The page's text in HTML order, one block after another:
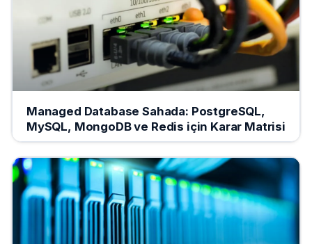
Managed Database Sahada: PostgreSQL,
MySQL, MongoDB ve Redis için Karar Matrisi